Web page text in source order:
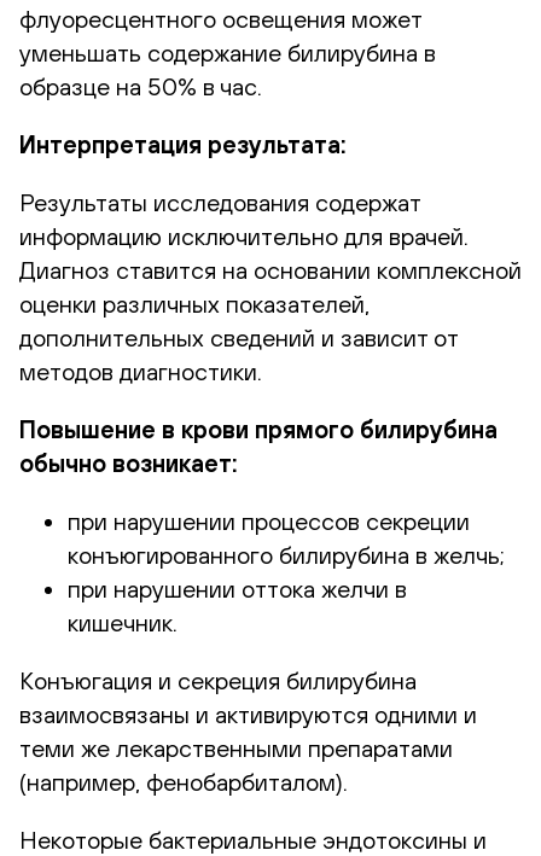
флуоресцентного освещения может
уменьшать содержание билирубина в
образце на 50% в час.
Интерпретация результата:
Результаты исследования содержат
информацию исключительно для врачей.
Диагноз ставится на основании комплексной
оценки различных показателей,
дополнительных сведений и зависит от
методов диагностики.
Повышение в крови прямого билирубина
обычно возникает:
при нарушении процессов секреции
конъюгированного билирубина в желчь;
при нарушении оттока желчи в
кишечник.
Конъюгация и секреция билирубина
взаимосвязаны и активируются одними и
теми же лекарственными препаратами
(например, фенобарбиталом).
Некоторые бактериальные эндотоксины и